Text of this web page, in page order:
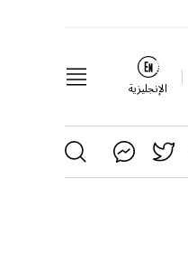
الإنجليزية